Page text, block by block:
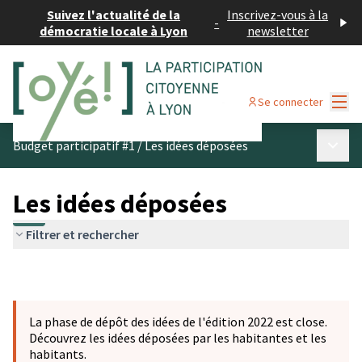
Suivez l'actualité de la
démocratie locale à Lyon
- Inscrivez-vous à la
newsletter
Se connecter
Budget participatif #1/Les idées déposées
Les idées déposées
Filtrer et rechercher
La phase de dépôt des idées de l'édition 2022 est close.
Découvrez les idées déposées par les habitantes et les
habitants.